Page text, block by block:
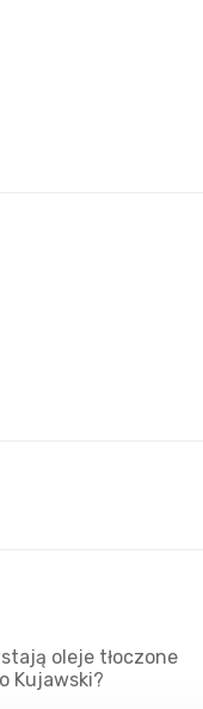
oleje tłoczone
Kujawski?